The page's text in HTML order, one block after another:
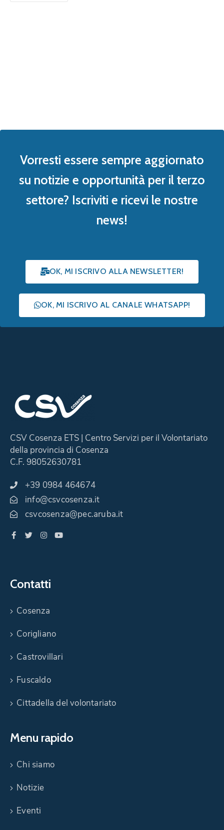
Vorresti essere sempre aggiornato
su notizie e opportunità per il terzo
settore? Iscriviti e ricevi le nostre
news!
OK, MI ISCRIVO ALLA NEWSLETTER!
OK, MI ISCRIVO AL CANALE WHATSAPP!
CSV Cosenza ETS | Centro Servizi per il Volontariato
della provincia di Cosenza
C.F. 98052630781
+39 0984 464674
info@csvcosenza.it
csvcosenza@pec.aruba.it
Contatti
Cosenza
Corigliano
Castrovillari
Fuscaldo
Cittadella del volontariato
Menu rapido
Chi siamo
Notizie
Eventi